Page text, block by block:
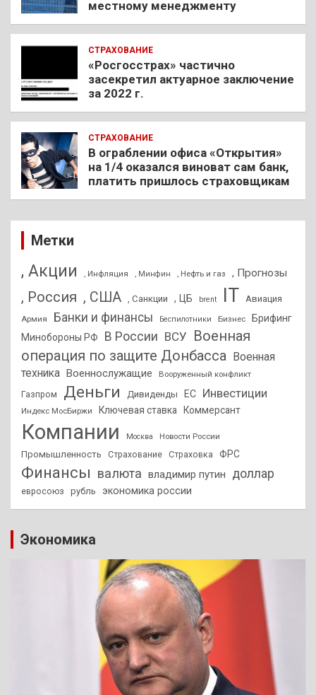
местному менеджменту
СТРАХОВАНИЕ
«Росгосстрах» частично
засекретил актуарное заключение
за 2022 г.
СТРАХОВАНИЕ
В ограблении офиса «Открытия»
на 1/4 оказался виноват сам банк,
платить пришлось страховщикам
Метки
, Акции , Инфляция , Минфин , Нефть и газ , Прогнозы
, Россия , США , Санкции , ЦБ brent IT Авиация
Армия Банки и финансы Беспилотники Бизнес
Брифинг
Минобороны РФ
В России ВСУ Военная
операция по защите Донбасса
Военная
техника
Военнослужащие Вооруженный конфликт
Газпром Деньги Дивиденды ЕС Инвестиции
Индекс МосБиржи Ключевая ставка Коммерсант
Компании Москва Новости России
Промышленность Страхование Страховка ФРС
Финансы валюта владимир путин доллар
евросоюз рубль экономика россии
Экономика